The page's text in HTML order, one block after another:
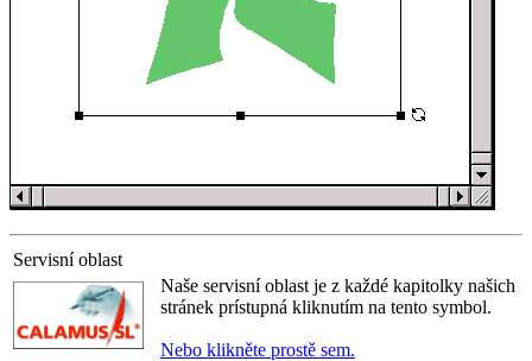
Servisní oblast
Naše servisní oblast je z každé kapitolky našich
stránek prístupná kliknutím na tento symbol.
Nebo klikněte prostě sem.